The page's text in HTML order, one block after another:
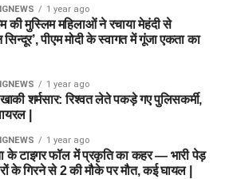
1 year ago
की मुस्लिम महिलाओं ने रचाया मेहंदी से
पीएम मोदी के स्वागत में गूंजा एकता का
1 year ago
खाकी शर्मसार: रिश्वत लेते पकड़े गए पुलिसकर्मी,
|
1 year ago
के टाइगर फॉल में प्रकृति का कहर — भारी पेड़
के गिरने से 2 की मौके पर मौत, कई घायल |